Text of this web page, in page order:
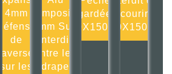
4mm
Défense
de
traverser
sur les
composite
2mm Surf
interdit
entre les
drape
gardée
150X150mm
courir
150X150mm